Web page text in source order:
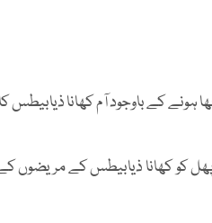
کے باوجود آم کھانا
کو کھانا ذیابیطس کے مریضوں